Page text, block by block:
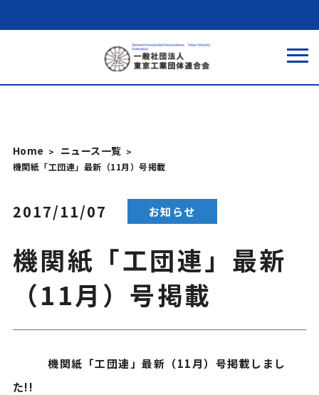
Home ニュース一覧
機関紙「工団連」最新（11月）号掲載
2017/11/07 お知らせ
機関紙「工団連」最新
（11月）号掲載
機関紙「工団連」最新（11月）号掲載しまし
た!!